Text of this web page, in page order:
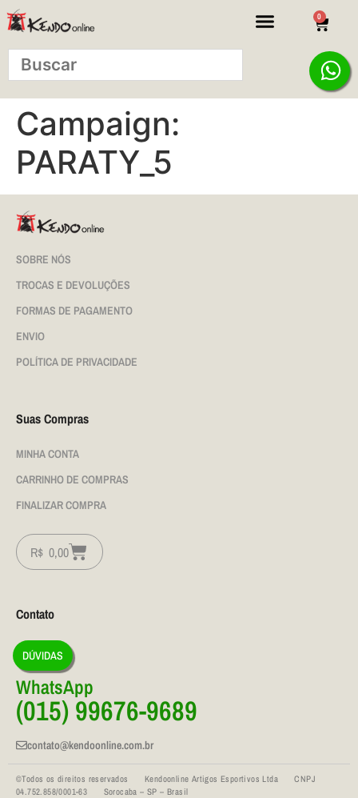
0
Campaign:
PARATY_5
SOBRE NÓS
TROCAS E DEVOLUÇÕES
FORMAS DE PAGAMENTO
ENVIO
POLÍTICA DE PRIVACIDADE
Suas Compras
MINHA CONTA
CARRINHO DE COMPRAS
FINALIZAR COMPRA
R$ 0,00
Contato
DÚVIDAS
WhatsApp
(015) 99676-9689
contato@kendoonline.com.br
©Todos os direitos reservados Kendoonline Artigos Esportivos Ltda CNPJ
04.752.858/0001-63 Sorocaba – SP – Brasil